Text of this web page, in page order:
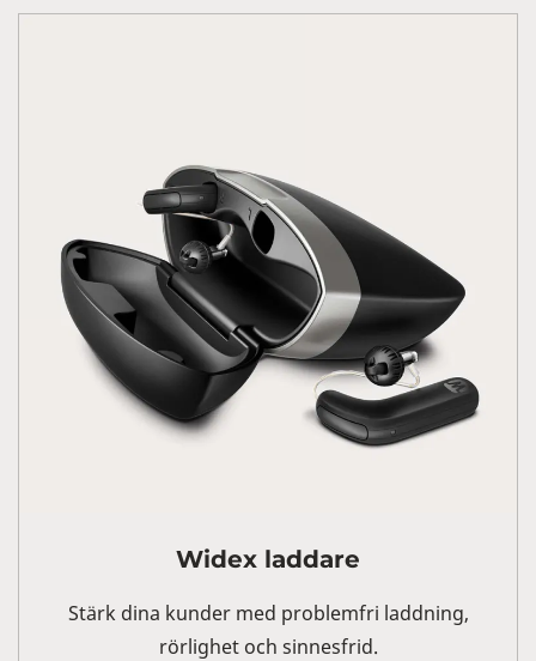
Widex laddare
Stärk dina kunder med problemfri laddning,
rörlighet och sinnesfrid.